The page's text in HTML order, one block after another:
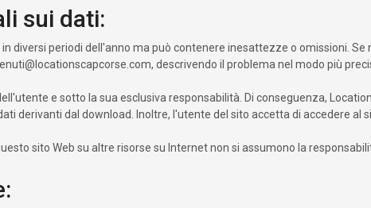
sui dati:
diversi periodi dell'anno ma può contenere inesattezze o omissioni.
descrivendo il problema nel modo più
e sotto la sua esclusiva responsabilità. Di conseguenza,
derivanti dal download. Inoltre, l'utente del sito accetta di accedere
sito Web su altre risorse su Internet non si assumono la